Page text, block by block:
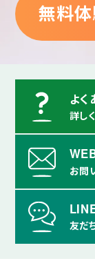
無料
よ
詳し
お問
友だ